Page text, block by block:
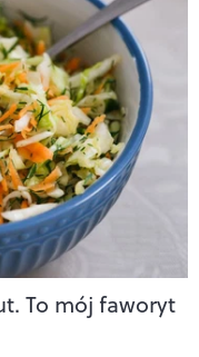
To mój faworyt